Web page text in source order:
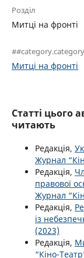
Розділ
Митці на фронті
Митці на фронті
Статті цього
читають
Редакція,
Журнал
Редакція,
правової
Журнал
Редакція,
із
(2023)
Редакція,
“Кіно-